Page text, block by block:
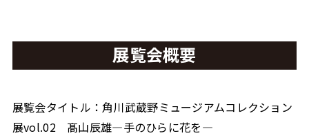
展覧会概要
展覧会タイトル：角川武蔵野ミュージアムコレクション
展vol.02 髙山辰雄―手のひらに花を―